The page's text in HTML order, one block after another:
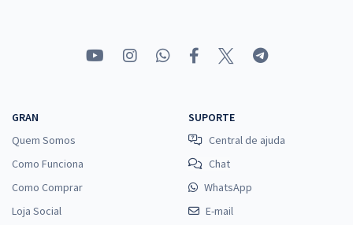
GRAN
Quem Somos
Como Funciona
Como Comprar
Loja Social
SUPORTE
Central de ajuda
Chat
WhatsApp
E-mail